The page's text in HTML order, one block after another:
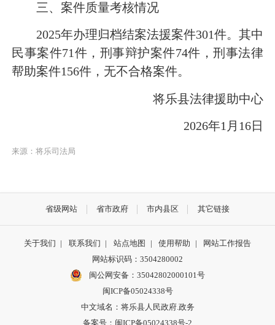
三、案件质量考核情况
2025年办理归档结案法援案件301件。其中
民事案件71件，刑事辩护案件74件，刑事法律
帮助案件156件，无不合格案件。
将乐县法律援助中心
2026年1月16日
来源：将乐司法局
省级网站 省市政府 市内县区 其它链接
关于我们 | 联系我们 | 站点地图 | 使用帮助 |
网站工作报告
网站标识码：3504280002
闽公网安备：35042802000101号
闽ICP备05024338号
中文域名：将乐县人民政府.政务
备案号：闽ICP备05024338号-2